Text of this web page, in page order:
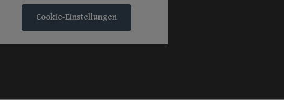
Cookie-Einstellungen